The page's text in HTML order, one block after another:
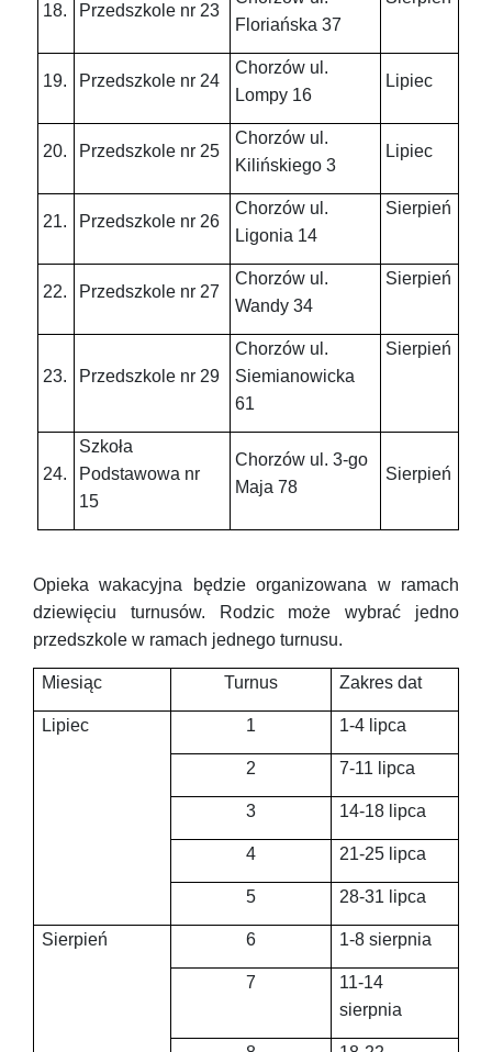
18. Przedszkole nr 23
Floriańska 37
19. Przedszkole nr 24
Chorzów ul.
Lompy 16
Lipiec
20. Przedszkole nr 25
Chorzów ul.
Kilińskiego 3
Lipiec
21. Przedszkole nr 26
Chorzów ul.
Ligonia 14
Sierpień
22. Przedszkole nr 27
Chorzów ul.
Wandy 34
Sierpień
23. Przedszkole nr 29
Chorzów ul.
Siemianowicka
61
Sierpień
24.
Szkoła
Podstawowa nr
15
Chorzów ul. 3-go
Maja 78
Sierpień
Opieka wakacyjna będzie organizowana w ramach
dziewięciu turnusów. Rodzic może wybrać jedno
przedszkole w ramach jednego turnusu.
Miesiąc Turnus Zakres dat
Lipiec 1 1-4 lipca
2 7-11 lipca
3 14-18 lipca
4 21-25 lipca
5 28-31 lipca
Sierpień 6 1-8 sierpnia
7
11-14
sierpnia